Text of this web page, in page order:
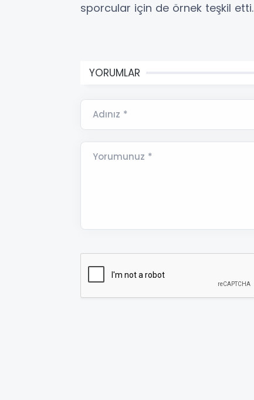
sporcular için de örnek teşkil etti.
YORUMLAR
Adınız *
Yorumunuz *